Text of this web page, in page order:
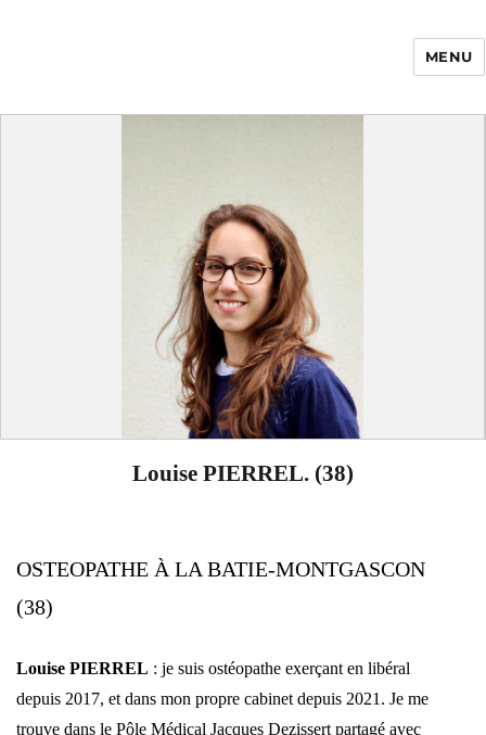
Enfance Made in
MENU
Louise PIERREL. (38)
OSTEOPATHE À LA BATIE-MONTGASCON
(38)
Louise PIERREL : je suis ostéopathe exerçant en libéral
depuis 2017, et dans mon propre cabinet depuis 2021. Je me
trouve dans le Pôle Médical Jacques Dezissert partagé avec